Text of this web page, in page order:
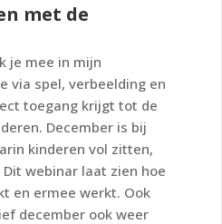
met de
je mee in mijn
via spel, verbeelding en
toegang krijgt tot de
December is bij
kinderen vol zitten,
webinar laat zien hoe
en ermee werkt. Ook
december ook weer